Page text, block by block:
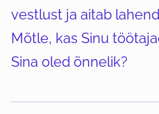
vestlust ja aitab
Mõtle, kas Sinu
Sina oled õnnelik?